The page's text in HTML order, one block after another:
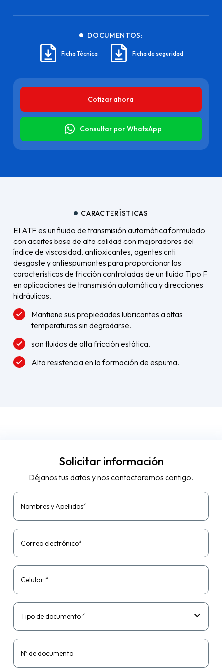
DOCUMENTOS:
Ficha Técnica Ficha de seguridad
Cotizar ahora
Consultar por WhatsApp
CARACTERÍSTICAS
EI ATF es un fluido de transmisión automática formulado
con aceites base de alta calidad con mejoradores del
índice de viscosidad, antioxidantes, agentes anti
desgaste y antiespumantes para proporcionar las
características de fricción controladas de un fluido Tipo F
en aplicaciones de transmisión automática y direcciones
hidráulicas.
Mantiene sus propiedades lubricantes a altas
temperaturas sin degradarse.
son fluidos de alta fricción estática.
Alta resistencia en la formación de espuma.
Solicitar información
Déjanos tus datos y nos contactaremos contigo.
Nombres y Apellidos*
Correo electrónico*
Celular *
Tipo de documento *
Nº de documento